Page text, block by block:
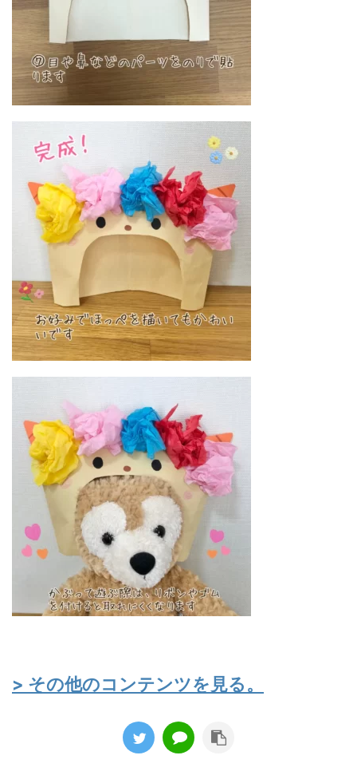
> その他のコンテンツを見る。